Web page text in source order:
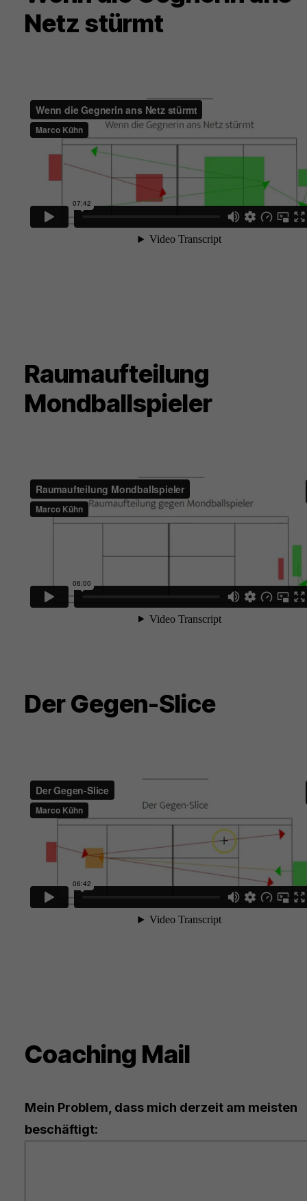
Netz stürmt
Raumaufteilung
Mondballspieler
Der Gegen-Slice
Coaching Mail
Mein Problem, dass mich derzeit am meisten
beschäftigt: